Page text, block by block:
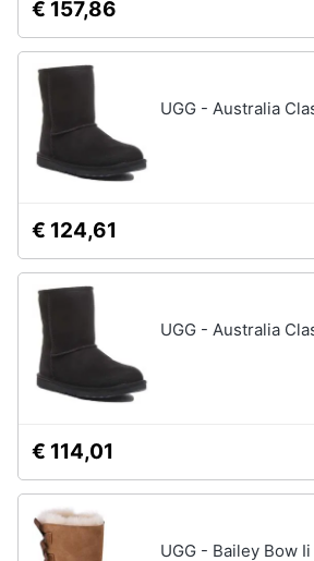
€ 157,86
UGG - Australia
€ 124,61
UGG - Australia
€ 114,01
UGG - Bailey Bow